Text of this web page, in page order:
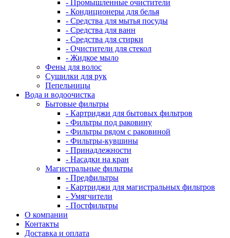
- Промышленные очистители
- Кондиционеры для белья
- Средства для мытья посуды
- Средства для ванн
- Средства для стирки
- Очистители для стекол
- Жидкое мыло
Фены для волос
Сушилки для рук
Пепельницы
Вода и водоочистка
Бытовые фильтры
- Картриджи для бытовых фильтров
- Фильтры под раковину
- Фильтры рядом с раковиной
- Фильтры-кувшины
- Принадлежности
- Насадки на кран
Магистральные фильтры
- Предфильтры
- Картриджи для магистральных фильтров
- Умягчители
- Постфильтры
О компании
Контакты
Доставка и оплата